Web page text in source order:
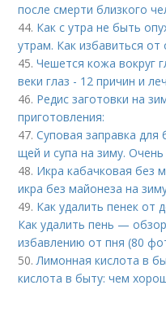
после смерти близкого
44. Как с утра не быть
утрам. Как избавиться от
45.Чешется кожа вокруг
веки глаз - 12 причин и
46. Редис заготовки на
приготовления:
47.Суповая заправка
щей и супа на зиму.
48. Икра кабачковая без
икра без майонеза на
49. Как удалить пенек от
Как удалить пень —
избавлению от пня (80
50.Лимонная кислота в
кислота в быту: чем